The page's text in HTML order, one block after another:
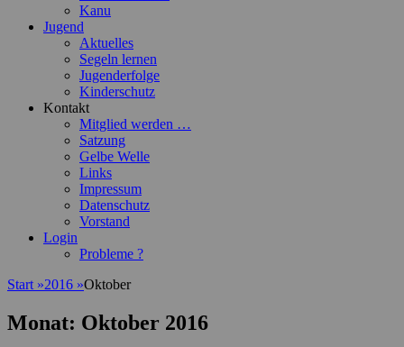
Kanu
Jugend
Aktuelles
Segeln lernen
Jugenderfolge
Kinderschutz
Kontakt
Mitglied werden …
Satzung
Gelbe Welle
Links
Impressum
Datenschutz
Vorstand
Login
Probleme ?
Start »2016 »Oktober
Monat: Oktober 2016